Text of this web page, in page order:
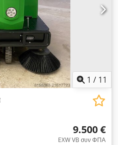
x 1.142 x 1.520 - Βάρος
εξοπλισμός: -
– PPL - ΝΕΕΣ πλευρικές
- ΝΕΑ ελαστικά γύρω από τη
12V 50Ah - Πλήρης
κινητήρα diesel - Φωτισμός
ανυψούμενος κάδος
Ajzdq Ukoi Ter
1 / 11
9.500 €
EXW VB συν ΦΠΑ